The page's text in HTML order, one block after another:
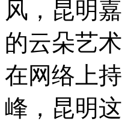
风，昆明
的云朵艺
在网络上
峰，昆明